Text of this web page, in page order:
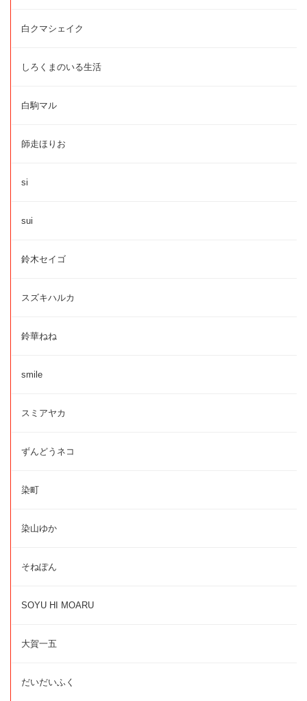
白クマシェイク
しろくまのいる生活
白駒マル
師走ほりお
si
sui
鈴木セイゴ
スズキハルカ
鈴華ねね
smile
スミアヤカ
ずんどうネコ
染町
染山ゆか
そねぽん
SOYU HI MOARU
大賀一五
だいだいふく